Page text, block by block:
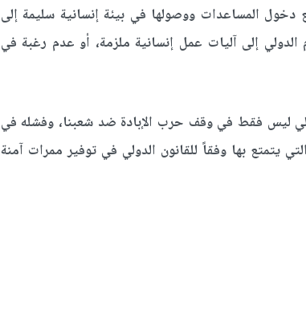
المساعدات ووصولها في بيئة إنسانية سليمة إلى
إلى آليات عمل إنسانية ملزمة، أو عدم رغبة في
ليس فقط في وقف حرب الإبادة ضد شعبنا، وفشله في
يتمتع بها وفقاً للقانون الدولي في توفير ممرات آمنة